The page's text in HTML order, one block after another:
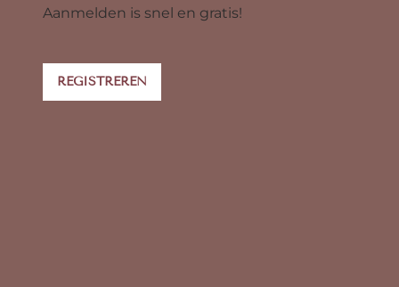
Aanmelden is snel en gratis!
REGISTREREN